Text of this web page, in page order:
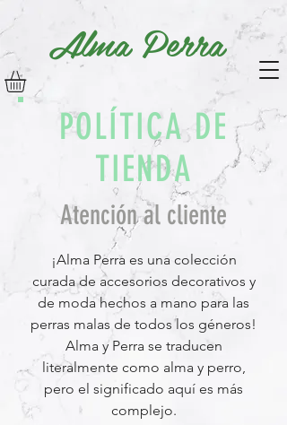
Alma Perra
POLÍTICA DE
TIENDA
Atención al cliente
¡Alma Perra es una colección
curada de accesorios decorativos y
de moda hechos a mano para las
perras malas de todos los géneros!
Alma y Perra se traducen
literalmente como alma y perro,
pero el significado aquí es más
complejo.